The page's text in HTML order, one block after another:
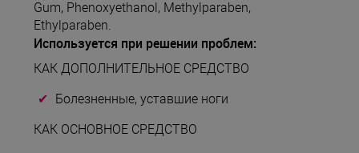
Gum, Phenoxyethanol, Methylparaben,
Ethylparaben.
Используется при решении проблем:
КАК ДОПОЛНИТЕЛЬНОЕ СРЕДСТВО
Болезненные, уставшие ноги
КАК ОСНОВНОЕ СРЕДСТВО